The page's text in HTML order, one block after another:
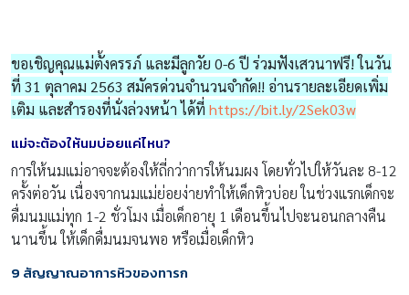
ขอเชิญคุณแม่ตั้งครรภ์ และมีลูกวัย 0-6 ปี ร่วมฟังเสวนาฟรี! ในวัน
ที่ 31 ตุลาคม 2563 สมัครด่วนจำนวนจำกัด!! อ่านรายละเอียดเพิ่ม
เติม และสำรองที่นั่งล่วงหน้า ได้ที่ https://bit.ly/2Sek03w
แม่จะต้องให้นมบ่อยแค่ไหน?
การให้นมแม่อาจจะต้องให้ถี่กว่าการให้นมผง โดยทั่วไปให้วันละ 8-12
ครั้งต่อวัน เนื่องจากนมแม่ย่อยง่ายทำให้เด็กหิวบ่อย ในช่วงแรกเด็กจะ
ดื่มนมแม่ทุก 1-2 ชั่วโมง เมื่อเด็กอายุ 1 เดือนขึ้นไปจะนอนกลางคืน
นานขึ้น ให้เด็กดื่มนมจนพอ หรือเมื่อเด็กหิว
9 สัญญาณอาการหิวของทารก